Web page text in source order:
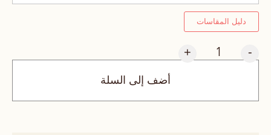
دليل المقاسات
-
+
أضف إلى السلة